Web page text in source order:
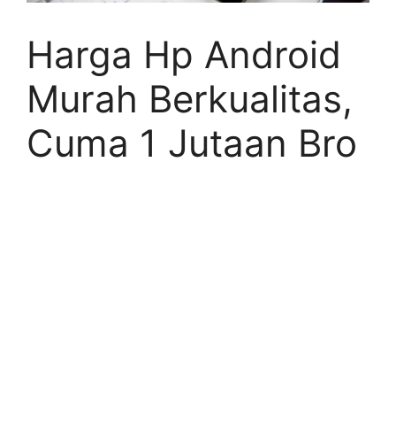
Harga Hp Android
Murah Berkualitas,
Cuma 1 Jutaan Bro